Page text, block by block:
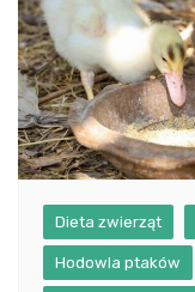
Dieta zwierząt
Hodowla ptaków